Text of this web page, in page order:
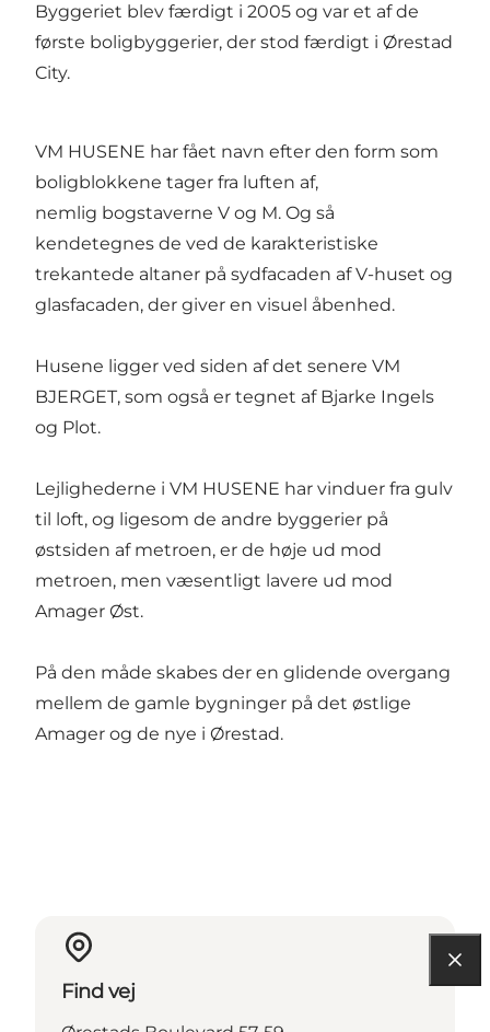
Byggeriet blev færdigt i 2005 og var et af de
første boligbyggerier, der stod færdigt i Ørestad
City.
VM HUSENE har fået navn efter den form som
boligblokkene tager fra luften af,
nemlig bogstaverne V og M. Og så
kendetegnes de ved de karakteristiske
trekantede altaner på sydfacaden af V-huset og
glasfacaden, der giver en visuel åbenhed.
Husene ligger ved siden af det senere VM
BJERGET, som også er tegnet af Bjarke Ingels
og Plot.
Lejlighederne i VM HUSENE har vinduer fra gulv
til loft, og ligesom de andre byggerier på
østsiden af metroen, er de høje ud mod
metroen, men væsentligt lavere ud mod
Amager Øst.
På den måde skabes der en glidende overgang
mellem de gamle bygninger på det østlige
Amager og de nye i Ørestad.
Find vej